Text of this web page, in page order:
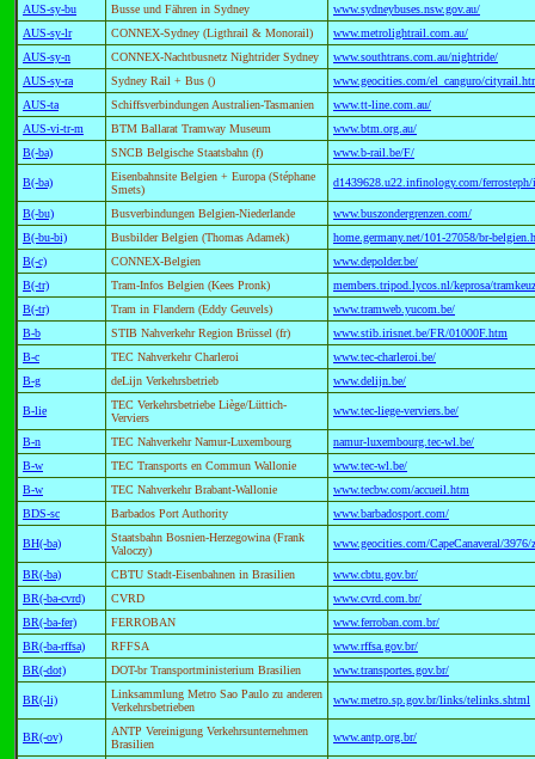
AUS-sy-bu
Busse und Fähren in Sydney
www.sydneybuses.nsw.gov.au/
AUS-sy-lr
CONNEX-Sydney (Ligthrail & Monorail)
www.metrolightrail.com.au/
AUS-sy-n
CONNEX-Nachtbusnetz Nightrider Sydney
www.southtrans.com.au/nightride/
AUS-sy-ra
Sydney Rail + Bus ()
www.geocities.com/el_canguro/
AUS-ta
Schiffsverbindungen Australien-Tasmanien
www.tt-line.com.au/
AUS-vi-tr-m
BTM Ballarat Tramway Museum
www.btm.org.au/
B(-ba)
SNCB Belgische Staatsbahn (f) www.b-rail.be/F/
B(-ba)
Eisenbahnsite Belgien + Europa (Stéphane
Smets)
d1439628.u22.infinology.com/
B(-bu) Busverbindungen Belgien-Niederlande
www.buszondergrenzen.com/
B(-bu-bi)
Busbilder Belgien (Thomas Adamek)
home.germany.net/101-27058/br-
B(-c)
CONNEX-Belgien
www.depolder.be/
B(-tr)
Tram-Infos Belgien (Kees Pronk)
members.tripod.lycos.nl/keprosa/
B(-tr)
Tram in Flandern (Eddy Geuvels)
www.tramweb.yucom.be/
B-b
STIB Nahverkehr Region Brüssel (fr)
www.stib.irisnet.be/FR/01000F.htm
B-c
TEC Nahverkehr Charleroi
www.tec-charleroi.be/
B-g
deLijn Verkehrsbetrieb www.delijn.be/
B-lie
TEC Verkehrsbetriebe Liège/Lüttich-
Verviers
www.tec-liege-verviers.be/
B-n TEC Nahverkehr Namur-Luxembourg
namur-luxembourg.tec-wl.be/
B-w
TEC Transports en Commun Wallonie
www.tec-wl.be/
B-w
TEC Nahverkehr Brabant-Wallonie
www.tecbw.com/accueil.htm
BDS-sc
Barbados Port Authority www.barbadosport.com/
BH(-ba)
Staatsbahn Bosnien-Herzegowina (Frank
Valoczy)
www.geocities.com/CapeCanaveral/
BR(-ba) CBTU Stadt-Eisenbahnen in Brasilien
www.cbtu.gov.br/
BR(-ba-cvrd)
CVRD
www.cvrd.com.br/
BR(-ba-fer)
FERROBAN
www.ferroban.com.br/
BR(-ba-rffsa)
RFFSA
www.rffsa.gov.br/
BR(-dot)
DOT-br Transportministerium Brasilien www.transportes.gov.br/
BR(-li)
Linksammlung Metro Sao Paulo zu anderen
Verkehrsbetrieben
www.metro.sp.gov.br/links/telinks.shtml
BR(-ov)
ANTP Vereinigung Verkehrsunternehmen
Brasilien
www.antp.org.br/